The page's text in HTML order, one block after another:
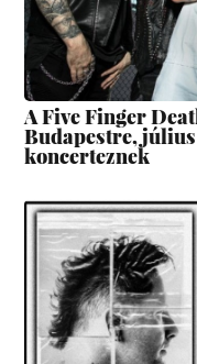
A Five Finger
Budapestre,
koncerteznek